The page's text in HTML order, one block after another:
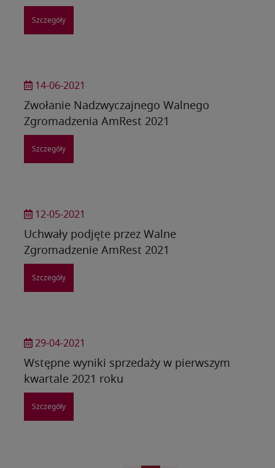
Szczegóły
14-06-2021
Zwołanie Nadzwyczajnego Walnego
Zgromadzenia AmRest 2021
Szczegóły
12-05-2021
Uchwały podjęte przez Walne
Zgromadzenie AmRest 2021
Szczegóły
29-04-2021
Wstępne wyniki sprzedaży w pierwszym
kwartale 2021 roku
Szczegóły